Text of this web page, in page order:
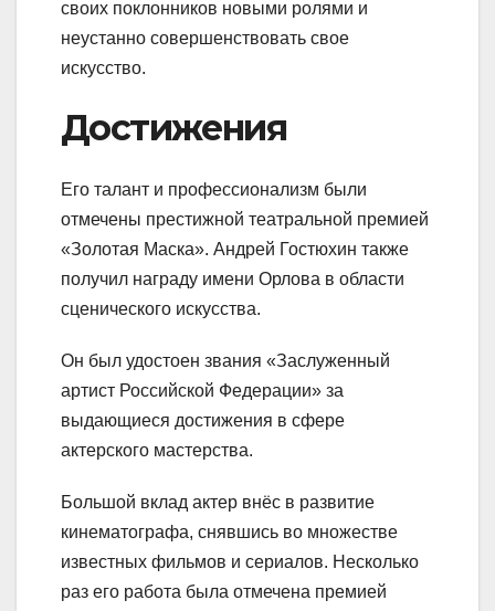
своих поклонников новыми ролями и
неустанно совершенствовать свое
искусство.
Достижения
Его талант и профессионализм были
отмечены престижной театральной премией
«Золотая Маска». Андрей Гостюхин также
получил награду имени Орлова в области
сценического искусства.
Он был удостоен звания «Заслуженный
артист Российской Федерации» за
выдающиеся достижения в сфере
актерского мастерства.
Большой вклад актер внёс в развитие
кинематографа, снявшись во множестве
известных фильмов и сериалов. Несколько
раз его работа была отмечена премией